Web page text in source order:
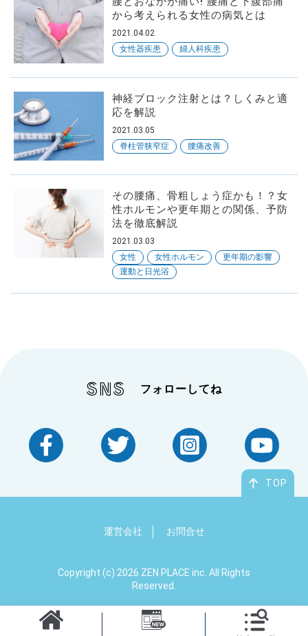
から考えられる女性の病気とは
2021.04.02
女性器疾患
婦人科疾患
神経ブロック注射とは？しくみと適
応を解説
2021.03.05
脊柱管狭窄症
腰痛改善
その腰痛、骨粗しょう症かも！？女
性ホルモンや更年期との関係、予防
法を徹底解説
2021.03.03
女性
女性ホルモン
更年期の影響
運動と日光浴
SNS フォローしてね
運営会社 お問合せ
Copyright (c) 2026 ZEN PLACE inc. All Rights
Reserved.
TOP